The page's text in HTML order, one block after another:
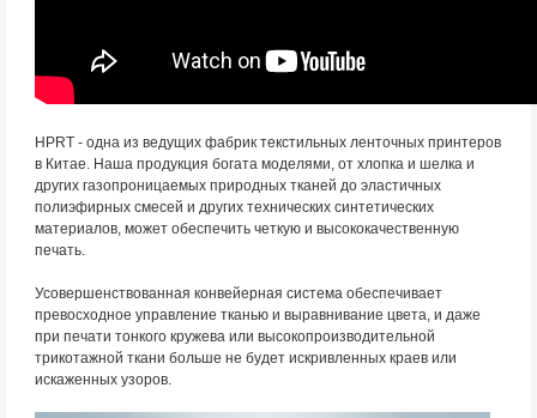
HPRT - одна из ведущих фабрик текстильных ленточных принтеров
в Китае. Наша продукция богата моделями, от хлопка и шелка и
других газопроницаемых природных тканей до эластичных
полиэфирных смесей и других технических синтетических
материалов, может обеспечить четкую и высококачественную
печать.
Усовершенствованная конвейерная система обеспечивает
превосходное управление тканью и выравнивание цвета, и даже
при печати тонкого кружева или высокопроизводительной
трикотажной ткани больше не будет искривленных краев или
искаженных узоров.